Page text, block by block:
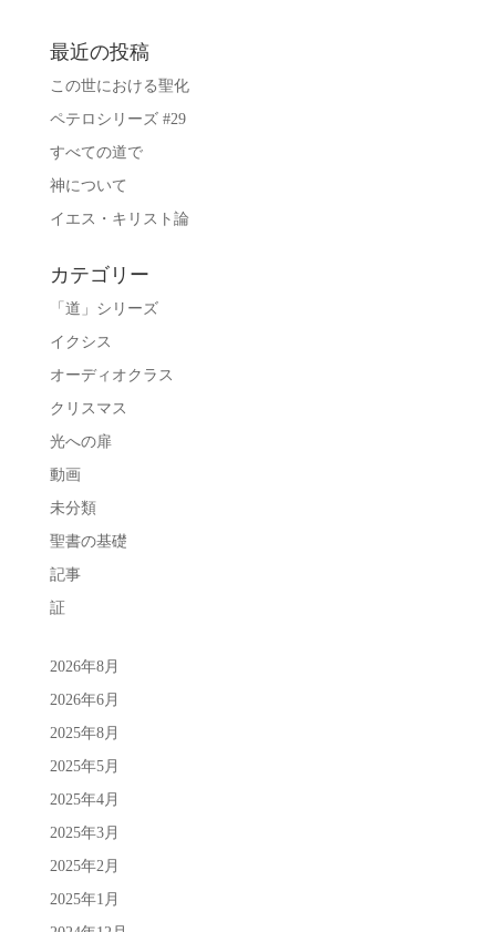
最近の投稿
この世における聖化
ペテロシリーズ #29
すべての道で
神について
イエス・キリスト論
カテゴリー
「道」シリーズ
イクシス
オーディオクラス
クリスマス
光への扉
動画
未分類
聖書の基礎
記事
証
2026年8月
2026年6月
2025年8月
2025年5月
2025年4月
2025年3月
2025年2月
2025年1月